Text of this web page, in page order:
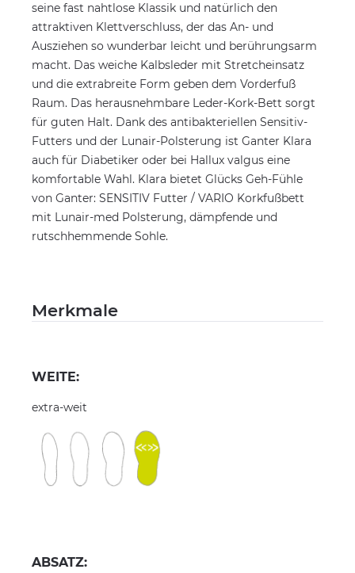
seine fast nahtlose Klassik und natürlich den
attraktiven Klettverschluss, der das An- und
Ausziehen so wunderbar leicht und berührungsarm
macht. Das weiche Kalbsleder mit Stretcheinsatz
und die extrabreite Form geben dem Vorderfuß
Raum. Das herausnehmbare Leder-Kork-Bett sorgt
für guten Halt. Dank des antibakteriellen Sensitiv-
Futters und der Lunair-Polsterung ist Ganter Klara
auch für Diabetiker oder bei Hallux valgus eine
komfortable Wahl. Klara bietet Glücks Geh-Fühle
von Ganter: SENSITIV Futter / VARIO Korkfußbett
mit Lunair-med Polsterung, dämpfende und
rutschhemmende Sohle.
Merkmale
WEITE:
extra-weit
ABSATZ: